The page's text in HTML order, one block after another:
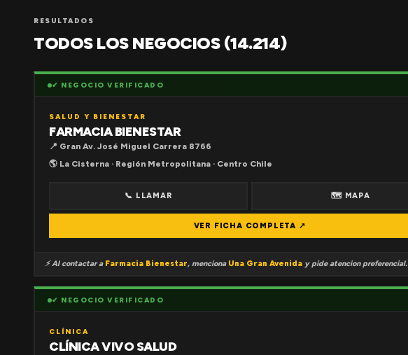
RESULTADOS
TODOS LOS NEGOCIOS (14.214)
✔ NEGOCIO VERIFICADO
SALUD Y BIENESTAR
FARMACIA BIENESTAR
📍 Gran Av. José Miguel Carrera 8766
🌎 La Cisterna · Región Metropolitana · Centro Chile
📞 LLAMAR 🗺 MAPA
VER FICHA COMPLETA ↗
⚡ Al contactar a Farmacia Bienestar, menciona Una Gran Avenida y pide atencion preferencial.
✔ NEGOCIO VERIFICADO
CLÍNICA
CLÍNICA VIVO SALUD